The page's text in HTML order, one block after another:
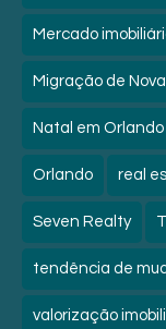
Mercado
Migração de
Natal em Orlando
Orlando real
Seven Realty
tendência de
valorização